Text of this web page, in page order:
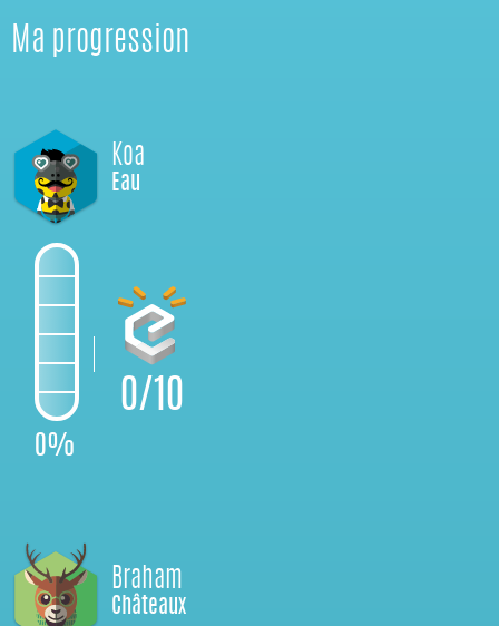
Ma progression
Koa
Eau
0%
0/10
Braham
Châteaux